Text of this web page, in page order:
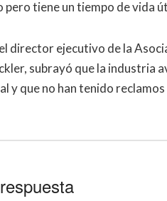
pero tiene un tiempo de vida
director ejecutivo de la
subrayó que la industria
y que no han tenido